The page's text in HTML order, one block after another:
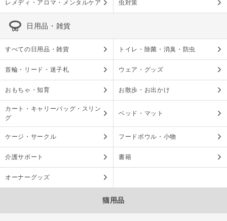
レメディ・アロマ・メンタルケア 虫対策
日用品・雑貨
すべての日用品・雑貨 トイレ・除菌・消臭・防虫
首輪・リード・迷子札 ウェア・グッズ
おもちゃ・知育 お散歩・お出かけ
カート・キャリーバッグ・スリン
グ
ベッド・マット
ケージ・サークル フードボウル・小物
介護サポート 書籍
オーナーグッズ
猫用品